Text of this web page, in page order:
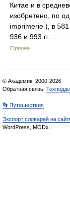
Китае и в
изобретено, по
imprimerie ), в
936 и 993 гг.… …
Ефрона
© Академик, 2000-2026
Обратная связь:
👣 Путешествия
Экспорт словарей на
WordPress, MODx.